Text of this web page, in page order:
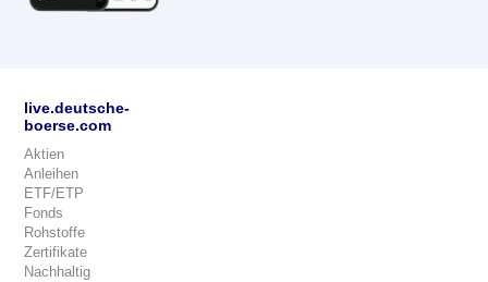
live.deutsche-
boerse.com
Aktien
Anleihen
ETF/ETP
Fonds
Rohstoffe
Zertifikate
Nachhaltig